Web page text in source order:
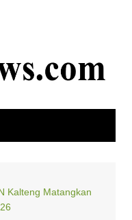
Kalteng Matangkan